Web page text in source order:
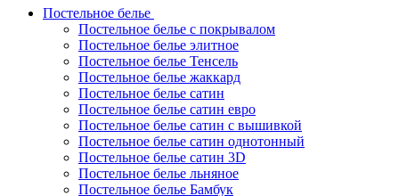
Постельное белье
Постельное белье с покрывалом
Постельное белье элитное
Постельное белье Тенсель
Постельное белье жаккард
Постельное белье сатин
Постельное белье сатин евро
Постельное белье сатин с вышивкой
Постельное белье сатин однотонный
Постельное белье сатин 3D
Постельное белье льняное
Постельное белье Бамбук